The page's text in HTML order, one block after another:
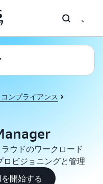
ンプライアンス
ウドのワークロード
ロビジョニングと管理
開始する